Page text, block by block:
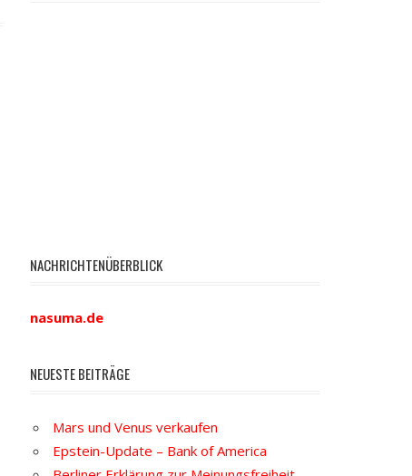
NACHRICHTENÜBERBLICK
nasuma.de
NEUESTE BEITRÄGE
Mars und Venus verkaufen
Epstein-Update – Bank of America